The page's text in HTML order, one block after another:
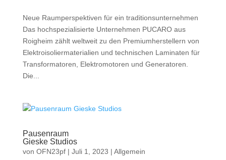
Neue Raumperspektiven für ein traditionsunternehmen
Das hochspezialisierte Unternehmen PUCARO aus
Roigheim zählt weltweit zu den Premiumherstellern von
Elektroisoliermaterialien und technischen Laminaten für
Transformatoren, Elektromotoren und Generatoren.
Die...
Pausenraum
Gieske Studios
von OFN23pf| Juli 1, 2023 | Allgemein